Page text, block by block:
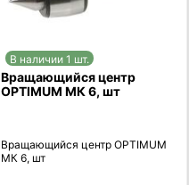
В наличии 1 шт.
Вращающийся центр
OPTIMUM МК 6, шт
Вращающийся центр OPTIMUM
МК 6, шт